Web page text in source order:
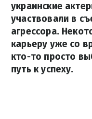
украинские
участвовали в
агрессора.
карьеру уже со
кто-то просто
путь к успеху.